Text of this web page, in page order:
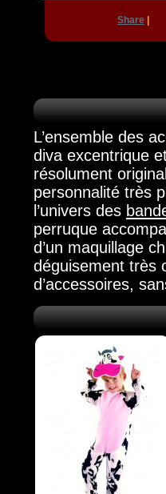
Share
L’ensemble des
diva excentrique
résolument
personnalité très
l’univers des
perruque
d’un maquillage
déguisement très
d’accessoires,